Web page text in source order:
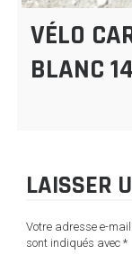
VÉLO
BLANC
LAISSER
Votre adresse e-
sont indiqués avec *